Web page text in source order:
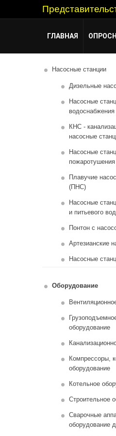
ГЛАВНАЯ
Насосные станции
Дизельные
Насосные
водоснабжения
КНС -
насосные
Насосные
пожаротушения
Плавучие
(ПНС)
Насосные
и питьевого
Понтон с
Артезианские
Насосные
Оборудование
оборудование
Компрессоры,
оборудование
Котельное
Строительное
Сварочные
оборудование